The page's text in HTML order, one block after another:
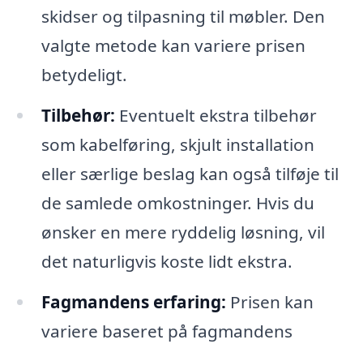
skidser og tilpasning til møbler. Den
valgte metode kan variere prisen
betydeligt.
Tilbehør: Eventuelt ekstra tilbehør
som kabelføring, skjult installation
eller særlige beslag kan også tilføje til
de samlede omkostninger. Hvis du
ønsker en mere ryddelig løsning, vil
det naturligvis koste lidt ekstra.
Fagmandens erfaring: Prisen kan
variere baseret på fagmandens